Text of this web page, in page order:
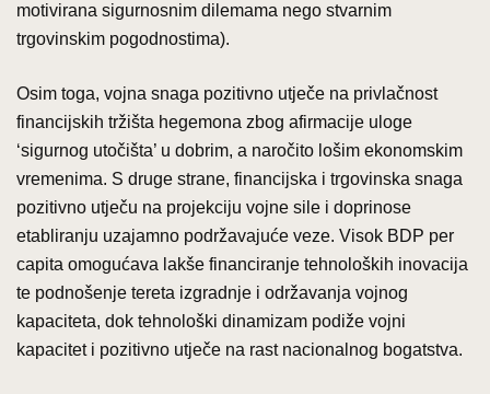
motivirana sigurnosnim dilemama nego stvarnim
trgovinskim pogodnostima).
Osim toga, vojna snaga pozitivno utječe na privlačnost
financijskih tržišta hegemona zbog afirmacije uloge
‘sigurnog utočišta’ u dobrim, a naročito lošim ekonomskim
vremenima. S druge strane, financijska i trgovinska snaga
pozitivno utječu na projekciju vojne sile i doprinose
etabliranju uzajamno podržavajuće veze. Visok BDP per
capita omogućava lakše financiranje tehnoloških inovacija
te podnošenje tereta izgradnje i održavanja vojnog
kapaciteta, dok tehnološki dinamizam podiže vojni
kapacitet i pozitivno utječe na rast nacionalnog bogatstva.